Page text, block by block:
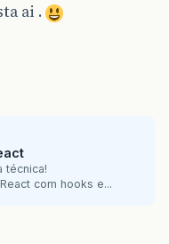
ai .
técnica!
com hooks e...